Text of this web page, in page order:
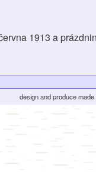
1913 a
design and produce